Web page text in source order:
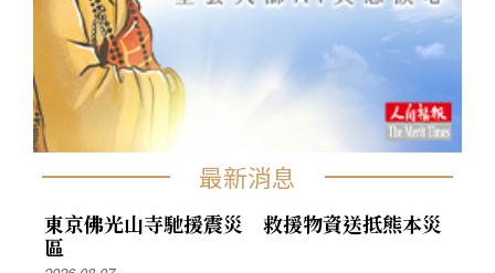
最新消息
東京佛光山寺馳援震災 救援物資送抵熊本災
區